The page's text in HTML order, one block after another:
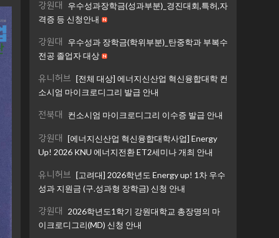
강원대
우수성과장학금(성과부분)_경진대회,특허,자
격증 등 신청안내
강원대
우수성과 장학금(학위부분)_탄중학과 부복수
전공 졸업자 대상
유니허브 [전체 대상] 에너지신산업 혁신융합대학 컨
소시엄 마이크로디그리 발급 안내
전북대 컨소시엄 마이크로디그리 이수증 발급 안내
강원대
[에너지신산업 혁신융합대학사업] Energy
Up! 2026 KNU 에너지전환 ET2세미나 개최 안내
유니허브 [고려대] 2026학년도 Energy up! 1차 우수
성과 지원금 (구.성과형 장학금) 신청 안내
강원대
2026학년도1학기 강원대학교 총장명의 마
이크로디그리(MD) 신청 안내